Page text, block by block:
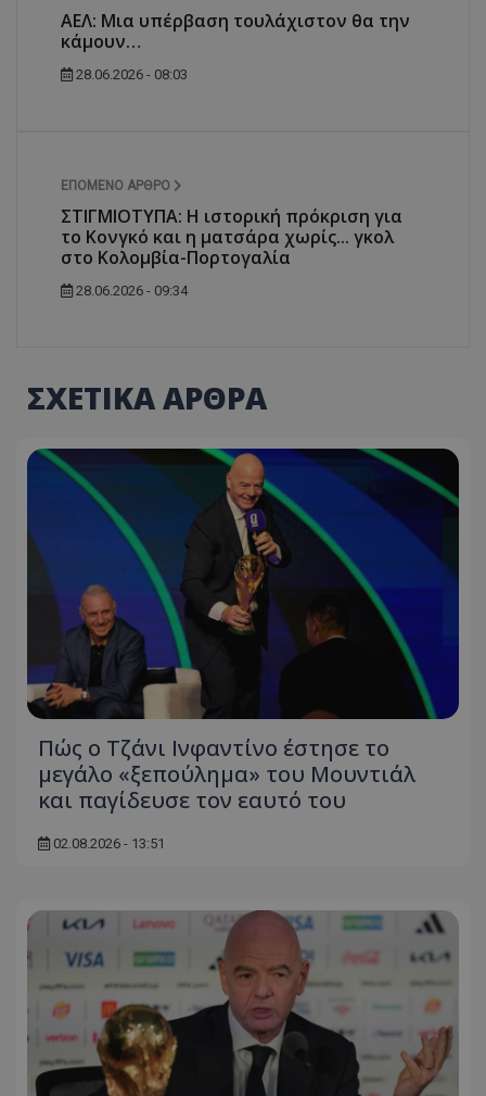
ΑΕΛ: Μια υπέρβαση τουλάχιστον θα την
κάμουν…
28.06.2026 - 08:03
ΕΠΌΜΕΝΟ ΆΡΘΡΟ
ΣΤΙΓΜΙΟΤΥΠΑ: Η ιστορική πρόκριση για
το Κονγκό και η ματσάρα χωρίς... γκολ
στο Κολομβία-Πορτογαλία
28.06.2026 - 09:34
ΣΧΕΤΙΚΑ ΑΡΘΡΑ
Πώς ο Τζάνι Ινφαντίνο έστησε το
μεγάλο «ξεπούλημα» του Μουντιάλ
και παγίδευσε τον εαυτό του
02.08.2026 - 13:51